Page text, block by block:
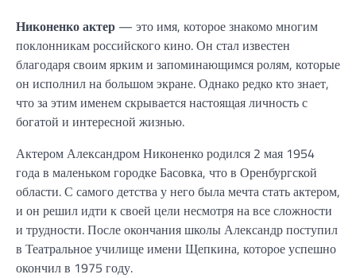
Никоненко актер — это имя, которое знакомо многим
поклонникам российского кино. Он стал известен
благодаря своим ярким и запоминающимся ролям, которые
он исполнил на большом экране. Однако редко кто знает,
что за этим именем скрывается настоящая личность с
богатой и интересной жизнью.
Актером Александром Никоненко родился 2 мая 1954
года в маленьком городке Басовка, что в Оренбургской
области. С самого детства у него была мечта стать актером,
и он решил идти к своей цели несмотря на все сложности
и трудности. После окончания школы Александр поступил
в Театральное училище имени Щепкина, которое успешно
окончил в 1975 году.